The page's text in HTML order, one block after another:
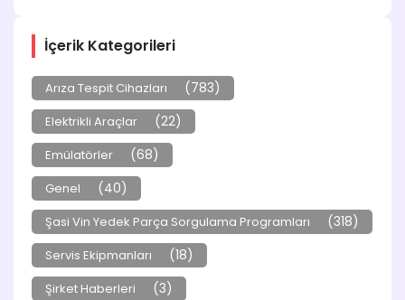
İçerik Kategorileri
Arıza Tespit Cihazları (783)
Elektrikli Araçlar (22)
Emülatörler (68)
Genel (40)
Şasi Vin Yedek Parça Sorgulama Programları (318)
Servis Ekipmanları (18)
Şirket Haberleri (3)